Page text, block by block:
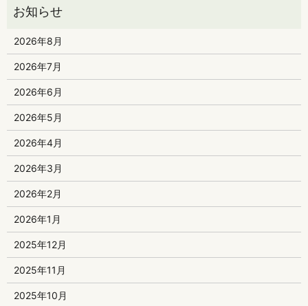
2026年8月
2026年7月
2026年6月
2026年5月
2026年4月
2026年3月
2026年2月
2026年1月
2025年12月
2025年11月
2025年10月